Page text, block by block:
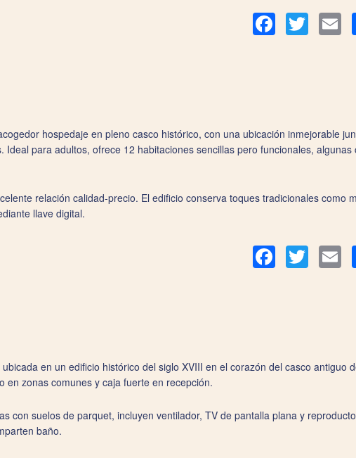
FacebookTwitter
hospedaje en pleno casco histórico, con una ubicación inmejorable
Ideal para adultos, ofrece 12 habitaciones sencillas pero funcionales,
relación calidad-precio. El edificio conserva toques tradicionales como
llave digital.
FacebookTwitter
en un edificio histórico del siglo XVIII en el corazón del casco antiguo
en zonas comunes y caja fuerte en recepción.
con suelos de parquet, incluyen ventilador, TV de pantalla plana y
baño.